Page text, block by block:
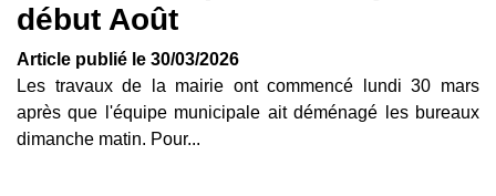
début Août
Article publié le 30/03/2026
Les travaux de la mairie ont commencé lundi 30 mars
après que l'équipe municipale ait déménagé les bureaux
dimanche matin. Pour...